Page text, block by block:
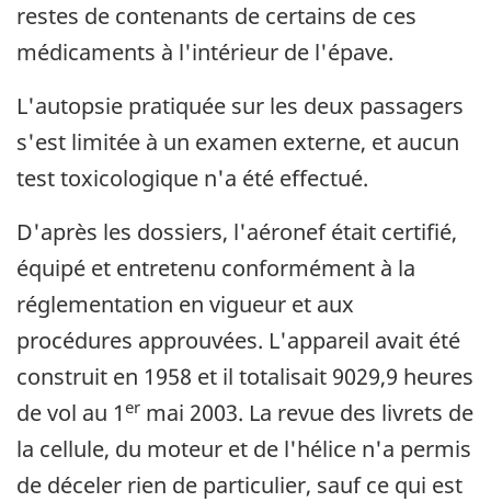
restes de contenants de certains de ces
médicaments à l'intérieur de l'épave.
L'autopsie pratiquée sur les deux passagers
s'est limitée à un examen externe, et aucun
test toxicologique n'a été effectué.
D'après les dossiers, l'aéronef était certifié,
équipé et entretenu conformément à la
réglementation en vigueur et aux
procédures approuvées. L'appareil avait été
construit en 1958 et il totalisait 9029,9 heures
de vol au 1 er mai 2003. La revue des livrets de
la cellule, du moteur et de l'hélice n'a permis
de déceler rien de particulier, sauf ce qui est